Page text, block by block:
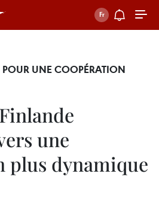
UNE COOPÉRATION
une
plus dynamique